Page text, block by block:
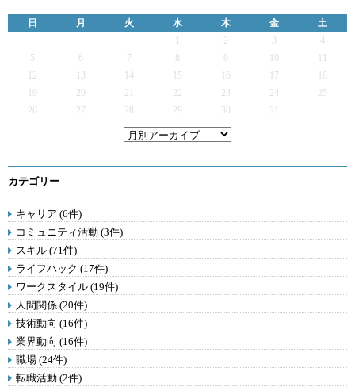
日 月 火 水 木 金
土
2 3
4
5
6 7 9
12
13 14 15 16 17
19
20 21 22 23 24
25
26
27 28 29 30 31
カテゴリー
キャリア (6件)
コミュニティ活動 (3件)
スキル (71件)
ライフハック (17件)
ワークスタイル (19件)
人間関係 (20件)
技術動向 (16件)
業界動向 (16件)
職場 (24件)
転職活動 (2件)